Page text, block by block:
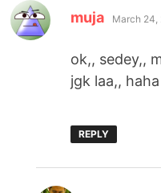
muja says:
March 24,
ok,, sedey,,
jgk laa,, haha
REPLY